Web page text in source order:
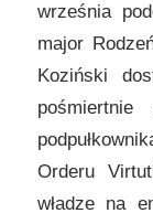
września
major
Koziński
Orderu
władze na